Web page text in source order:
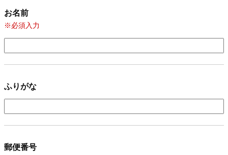
お名前
※必須入力
ふりがな
郵便番号